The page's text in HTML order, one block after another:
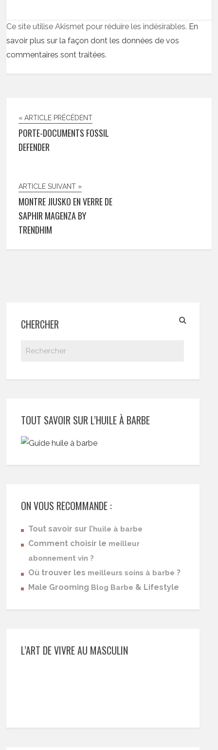
Ce site utilise Akismet pour réduire les indésirables. En
savoir plus sur la façon dont les données de vos
commentaires sont traitées.
« ARTICLE PRÉCÉDENT
PORTE-DOCUMENTS FOSSIL
DEFENDER
ARTICLE SUIVANT »
MONTRE JIUSKO EN VERRE DE
SAPHIR MAGENZA BY
TRENDHIM
CHERCHER
TOUT SAVOIR SUR L’HUILE À BARBE
ON VOUS RECOMMANDE :
Tout savoir sur l’huile à barbe
Comment choisir le meilleur
abonnement vin ?
Où trouver les meilleurs soins à barbe ?
Male Grooming Blog Barbe & Lifestyle
L’ART DE VIVRE AU MASCULIN